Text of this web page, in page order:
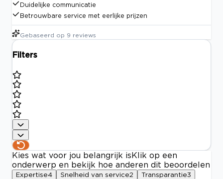
Duidelijke communicatie
Betrouwbare service met eerlijke prijzen
Gebaseerd op 9 reviews
Filters
Kies wat voor jou belangrijk is Klik op een
onderwerp en bekijk hoe anderen dit beoordelen
Expertise4 Snelheid van service2 Transparantie3